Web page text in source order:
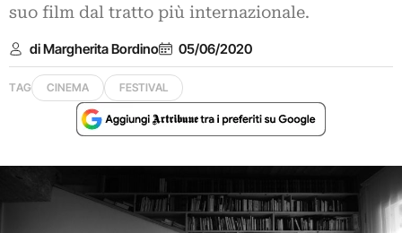
suo film dal tratto più internazionale.
di Margherita Bordino 05/06/2020
TAG CINEMA FESTIVAL